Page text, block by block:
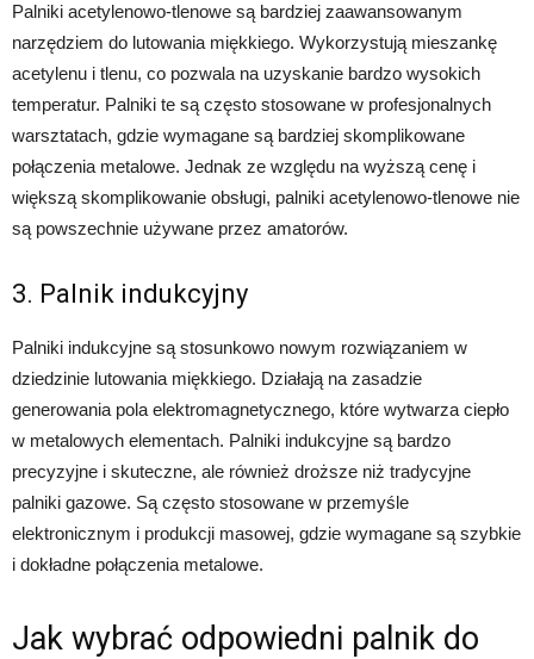
Palniki acetylenowo-tlenowe są bardziej zaawansowanym
narzędziem do lutowania miękkiego. Wykorzystują mieszankę
acetylenu i tlenu, co pozwala na uzyskanie bardzo wysokich
temperatur. Palniki te są często stosowane w profesjonalnych
warsztatach, gdzie wymagane są bardziej skomplikowane
połączenia metalowe. Jednak ze względu na wyższą cenę i
większą skomplikowanie obsługi, palniki acetylenowo-tlenowe nie
są powszechnie używane przez amatorów.
3. Palnik indukcyjny
Palniki indukcyjne są stosunkowo nowym rozwiązaniem w
dziedzinie lutowania miękkiego. Działają na zasadzie
generowania pola elektromagnetycznego, które wytwarza ciepło
w metalowych elementach. Palniki indukcyjne są bardzo
precyzyjne i skuteczne, ale również droższe niż tradycyjne
palniki gazowe. Są często stosowane w przemyśle
elektronicznym i produkcji masowej, gdzie wymagane są szybkie
i dokładne połączenia metalowe.
Jak wybrać odpowiedni palnik do